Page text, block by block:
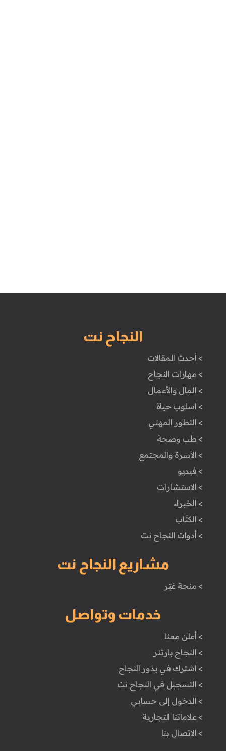
النجاح نت
> أحدث المقالات
> مهارات النجاح
> المال والأعمال
> اسلوب حياة
> التطور المهني
> طب وصحة
> الأسرة والمجتمع
> فيديو
> الاستشارات
> الخبراء
> الكتَاب
> أدوات النجاح نت
مشاريع النجاح نت
> منحة غيّر
خدمات وتواصل
> أعلن معنا
> النجاح بارتنر
> اشترك في بذور النجاح
> التسجيل في النجاح نت
> الدخول إلى حسابي
> علاماتنا التجارية
> الاتصال بنا